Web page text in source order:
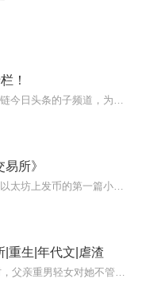
！
所》
|重生|年代文|虐渣